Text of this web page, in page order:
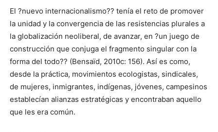
El ?nuevo internacionalismo?? tenía el reto de promover
la unidad y la convergencia de las resistencias plurales a
la globalización neoliberal, de avanzar, en ?un juego de
construcción que conjuga el fragmento singular con la
forma del todo?? (Bensaïd, 2010c: 156). Así es como,
desde la práctica, movimientos ecologistas, sindicales,
de mujeres, inmigrantes, indígenas, jóvenes, campesinos
establecían alianzas estratégicas y encontraban aquello
que les era común.